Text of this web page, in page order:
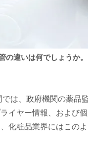
違いは何でしょうか。
は、政府機関の薬
イヤー情報、および
化粧品業界にはこの